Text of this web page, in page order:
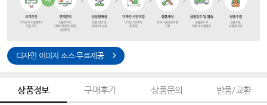
디자인 이미지 소스 무료제공
상품정보 구매후기 상품문의 반품/교환